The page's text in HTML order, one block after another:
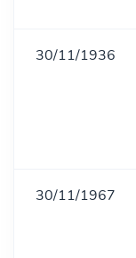
30/11/1936
30/11/1967